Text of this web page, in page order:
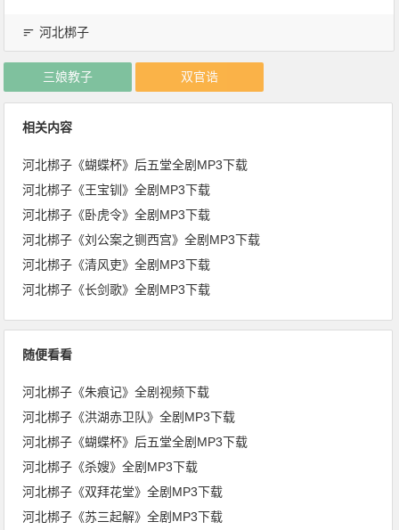
河北梆子
三娘教子 双官诰
相关内容
河北梆子《蝴蝶杯》后五堂全剧MP3下载
河北梆子《王宝钏》全剧MP3下载
河北梆子《卧虎令》全剧MP3下载
河北梆子《刘公案之铡西宫》全剧MP3下载
河北梆子《清风吏》全剧MP3下载
河北梆子《长剑歌》全剧MP3下载
随便看看
河北梆子《朱痕记》全剧视频下载
河北梆子《洪湖赤卫队》全剧MP3下载
河北梆子《蝴蝶杯》后五堂全剧MP3下载
河北梆子《杀嫂》全剧MP3下载
河北梆子《双拜花堂》全剧MP3下载
河北梆子《苏三起解》全剧MP3下载